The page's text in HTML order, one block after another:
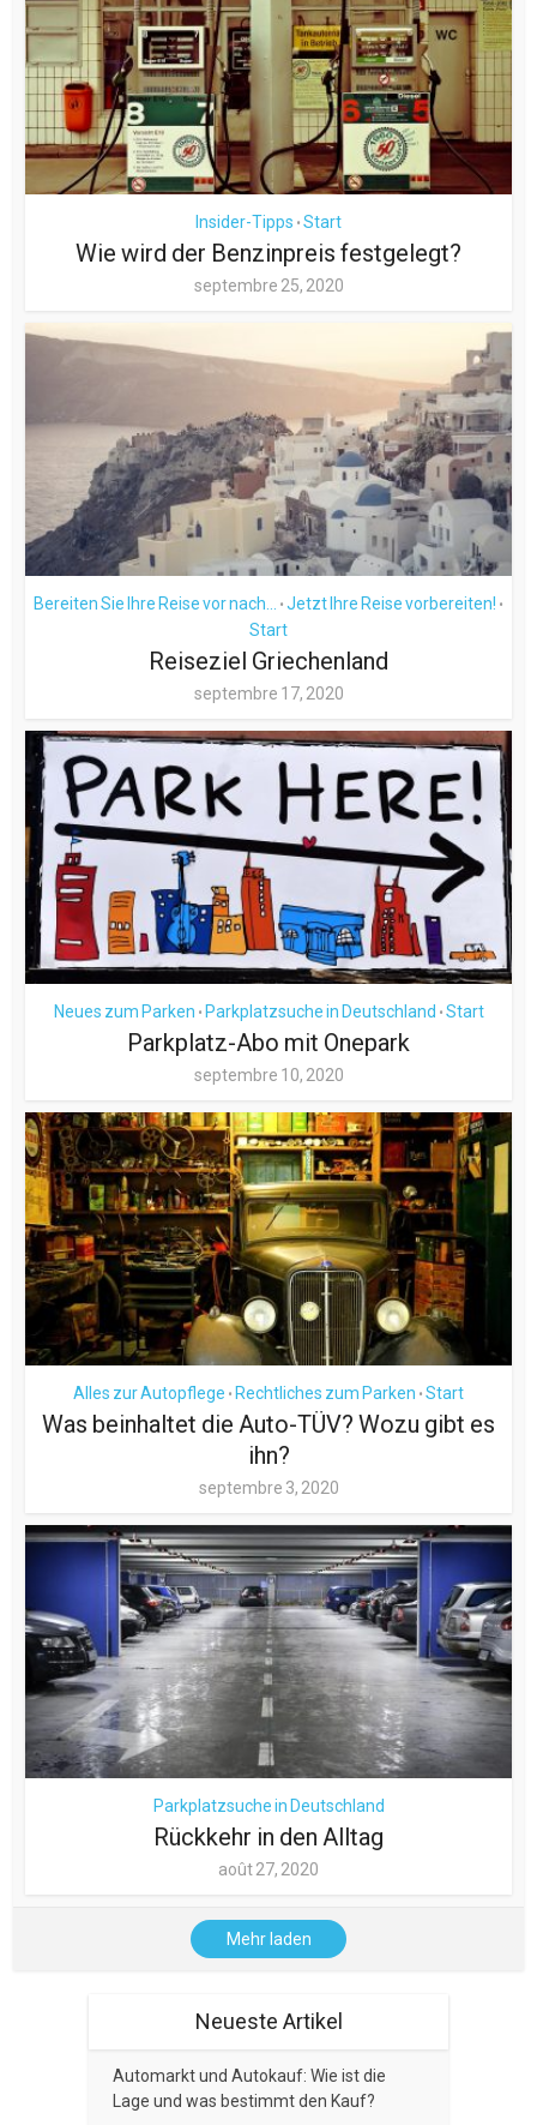
Insider-Tipps • Start
Wie wird der Benzinpreis festgelegt?
septembre 25, 2020
Bereiten Sie Ihre Reise vor nach... • Jetzt Ihre Reise vorbereiten! •
Start
Reiseziel Griechenland
septembre 17, 2020
Neues zum Parken • Parkplatzsuche in Deutschland • Start
Parkplatz-Abo mit Onepark
septembre 10, 2020
Alles zur Autopflege • Rechtliches zum Parken • Start
Was beinhaltet die Auto-TÜV? Wozu gibt es
ihn?
septembre 3, 2020
Parkplatzsuche in Deutschland
Rückkehr in den Alltag
août 27, 2020
Mehr laden
Neueste Artikel
Automarkt und Autokauf: Wie ist die
Lage und was bestimmt den Kauf?